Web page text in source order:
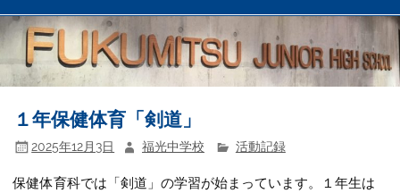
１年保健体育「剣道」
2025年12月3日 福光中学校 活動記録
保健体育科では「剣道」の学習が始まっています。１年生は